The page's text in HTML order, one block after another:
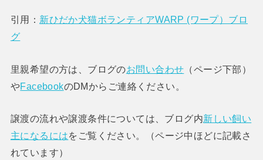
引用： 新ひだか犬猫ボランティアWARP (ワープ）ブロ
グ
里親希望の方は、ブログのお問い合わせ （ページ下部）
やFacebookのDMからご連絡ください。
譲渡の流れや譲渡条件については、ブログ内新しい飼い
主になるにはをご覧ください。（ページ中ほどに記載さ
れています）